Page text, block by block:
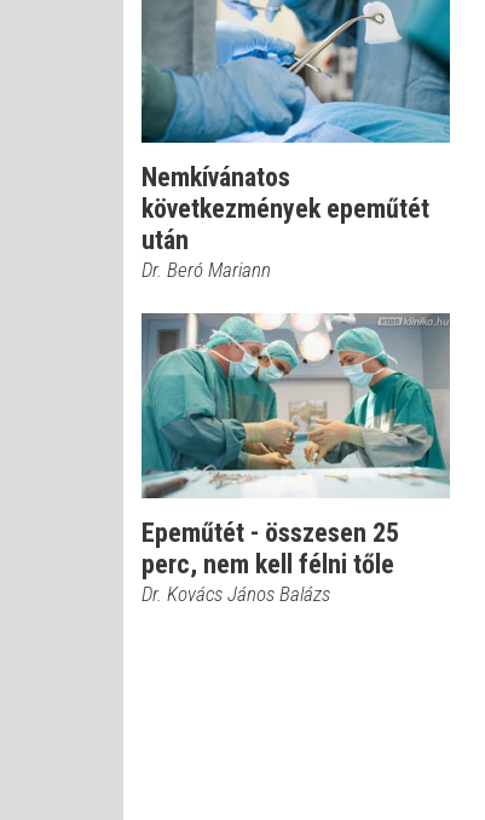
Nemkívánatos
következmények epeműtét
után
Dr. Beró Mariann
Epeműtét - összesen 25
perc, nem kell félni tőle
Dr. Kovács János Balázs